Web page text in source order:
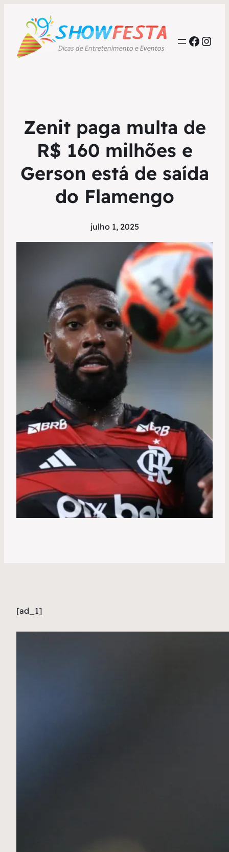
Zenit paga multa de
R$ 160 milhões e
Gerson está de saída
do Flamengo
julho 1, 2025
[ad_1]